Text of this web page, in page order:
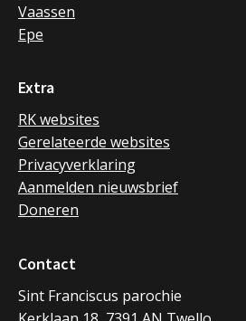
Vaassen
Epe
Extra
RK websites
Gerelateerde websites
Privacyverklaring
Aanmelden nieuwsbrief
Doneren
Contact
Sint Franciscus parochie